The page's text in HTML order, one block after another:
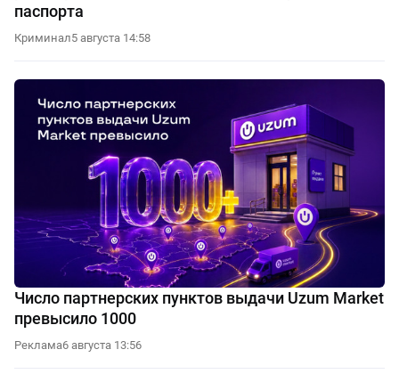
паспорта
Криминал5 августа 14:58
Число партнерских пунктов выдачи Uzum Market
превысило 1000
Реклама6 августа 13:56